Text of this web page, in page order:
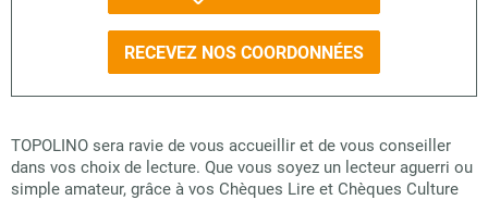
RECEVEZ NOS COORDONNÉES
TOPOLINO sera ravie de vous accueillir et de vous conseiller
dans vos choix de lecture. Que vous soyez un lecteur aguerri ou
simple amateur, grâce à vos Chèques Lire et Chèques Culture